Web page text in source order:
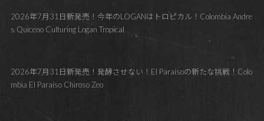
2026年7月31日新発売！今年のLOGANはトロピカル！Colombia Andre
s Quiceno Culturing Logan Tropical
2026年7月31日新発売！発酵させない！El Paraísoの新たな挑戦！Colo
mbia El Paraíso Chiroso Zeo